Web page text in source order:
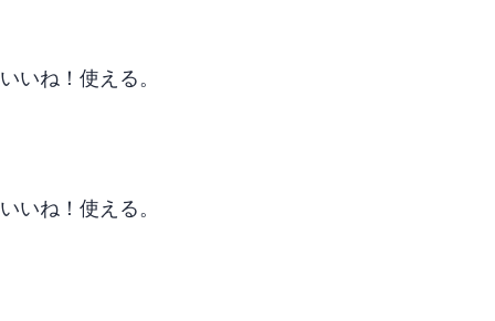
いいね！ 使える。
いいね！ 使える。